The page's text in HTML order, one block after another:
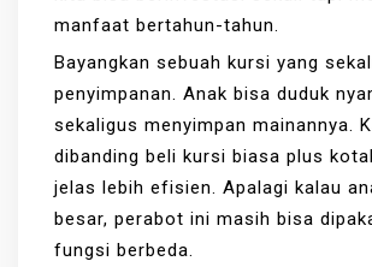
manfaat bertahun-tahun.
Bayangkan sebuah kursi yang
penyimpanan. Anak bisa duduk
sekaligus menyimpan mainannya.
dibanding beli kursi biasa plus
jelas lebih efisien. Apalagi kalau
besar, perabot ini masih bisa
fungsi berbeda.